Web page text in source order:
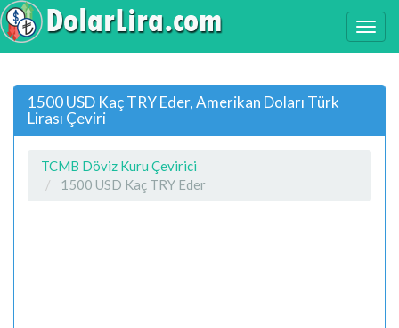
1500 USD Kaç TRY Eder, Amerikan Doları Türk
Lirası Çeviri
TCMB Döviz Kuru Çevirici
1500 USD Kaç TRY Eder